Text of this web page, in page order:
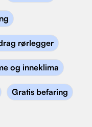
rørlegger
og inneklima
Gratis befaring